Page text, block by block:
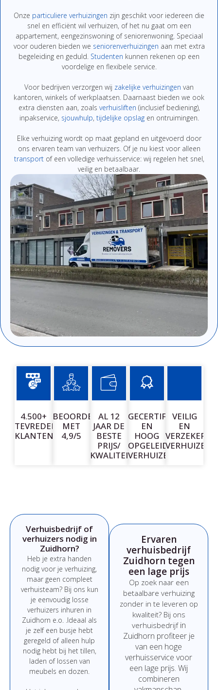
Onze particuliere verhuizingen zijn geschikt voor iedereen die
snel en efficiënt wil verhuizen, of het nu gaat om een
appartement, eengezinswoning of seniorenwoning. Speciaal
voor ouderen bieden we seniorenverhuizingen aan met extra
begeleiding en geduld. Studenten kunnen rekenen op een
voordelige en flexibele service.
Voor bedrijven verzorgen wij zakelijke verhuizingen van
kantoren, winkels ofwerkplaatsen. Daarnaast bieden we ook
extra diensten aan, zoals verhuisliften (inclusief bediening),
inpakservice, sjouwhulp, tijdelijke opslag en ontruimingen
Elke verhuizing wordt op maat gepland en uitgevoerd door
ons ervaren team van verhuizers. Of je nu kiest voor alleen
transport of een volledige verhuisservice: wij regelen het snel,
veilig en betaalbaar.
4.500+
TEVREDEN
KLANTEN
BEOORDEELD
MET
4,9/5
AL 12
JAAR DE
BESTE
PRIJS/
KWALITEIT
GECERTIFICEERDE
EN
HOOG
OPGELEIDE
VERHUIZERS
VEILIG
EN
VERZEKERD
VERHUIZEN
Verhuisbedrijf of
verhuizers nodig in
Zuidhorn?
Heb je extra handen
nodig voor je verhuizing,
maar geen compleet
verhuisteam? Bij ons kun
je eenvoudig losse
verhuizers inhuren in
Zuidhorn e.o.
Ideaal als
je zelf een busje hebt
geregeld of alleen hulp
nodig hebt bij het tillen,
laden of lossen van
meubels en dozen.
Ervaren
verhuisbedrijf
Zuidhorn tegen
een lage prijs
Op zoek naar een
betaalbare verhuizing
zonder in te leveren op
kwaliteit? Bij ons
verhuisbedrijf in
Zuidhorn profiteer je
van een hoge
verhuisservice voor
een lage prijs. Wij
combineren